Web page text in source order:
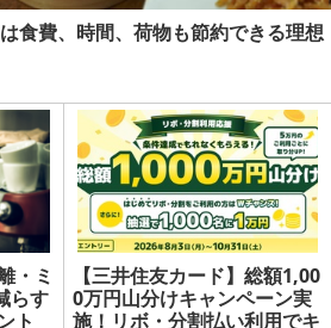
食費、時間、荷物も節約できる理想
・ミ
らす
ト
【三井住友カード】総額1,00
0万円山分けキャンペーン実
施！リボ・分割払い利用でキ